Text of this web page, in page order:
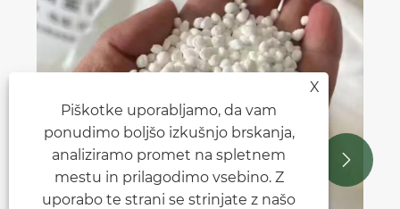
 
X
Piškotke uporabljamo, da vam
ponudimo boljšo izkušnjo brskanja,
analiziramo promet na spletnem
mestu in prilagodimo vsebino. Z
uporabo te strani se strinjate z našo